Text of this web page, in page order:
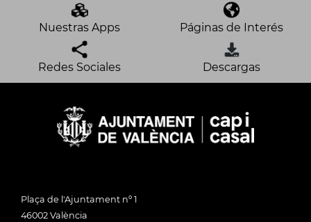
Nuestras Apps Páginas de Interés
Redes Sociales Descargas
Plaça de l'Ajuntament nº 1
46002 València